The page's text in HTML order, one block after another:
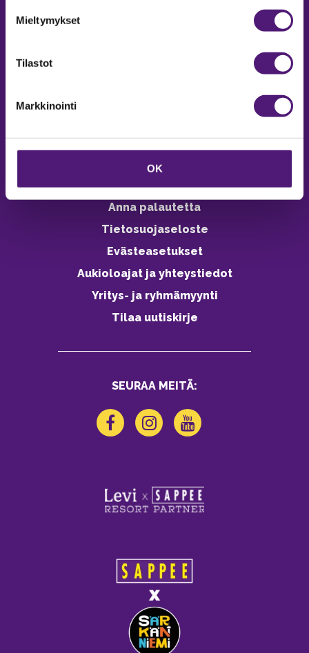
Mieltymykset
Tilastot
Markkinointi
OK
Vastuullisuus
Ympäristöohjelma
Avoimet työpaikat
Anna palautetta
Tietosuojaseloste
Evästeasetukset
Aukioloajat ja yhteystiedot
Yritys- ja ryhmämyynti
Tilaa uutiskirje
SEURAA MEITÄ: